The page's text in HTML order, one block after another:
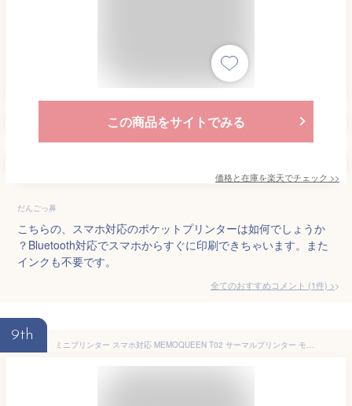
この商品をサイトでみる
価格と在庫を楽天でチェック >>
だんごっ鼻
こちらの、スマホ対応のポケットプリンターは如何でしょうか
？Bluetooth対応でスマホからすぐに印刷できちゃいます。また
インクも不要です。
全てのおすすめコメント (1件) >
9th
ミニプリンター スマホ対応 MEMOQUEEN T02 サーマルプリンター モバイル ポータブル コンパクト ノートプリンター フォトプリンター 203D